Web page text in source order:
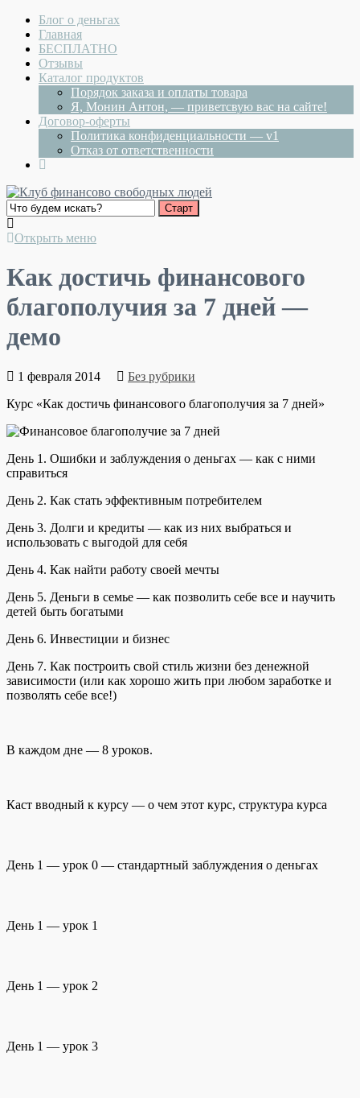
Блог о деньгах
Главная
БЕСПЛАТНО
Отзывы
Каталог продуктов
Порядок заказа и оплаты товара
Я, Монин Антон, — приветсвую вас на сайте!
Договор-оферты
Политика конфиденциальности — v1
Отказ от ответственности
Открыть меню
Как достичь финансового
благополучия за 7 дней —
демо
1 февраля 2014
Без рубрики
Курс «Как достичь финансового благополучия за 7 дней»
День 1. Ошибки и заблуждения о деньгах — как с ними
справиться
День 2. Как стать эффективным потребителем
День 3. Долги и кредиты — как из них выбраться и
использовать с выгодой для себя
День 4. Как найти работу своей мечты
День 5. Деньги в семье — как позволить себе все и научить
детей быть богатыми
День 6. Инвестиции и бизнес
День 7. Как построить свой стиль жизни без денежной
зависимости (или как хорошо жить при любом заработке и
позволять себе все!)
В каждом дне — 8 уроков.
Каст вводный к курсу — о чем этот курс, структура курса
День 1 — урок 0 — стандартный заблуждения о деньгах
День 1 — урок 1
День 1 — урок 2
День 1 — урок 3